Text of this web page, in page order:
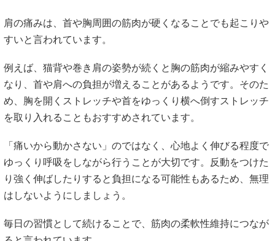
肩の痛みは、首や胸周囲の筋肉が硬くなることでも起こりや
すいと言われています。
例えば、猫背や巻き肩の姿勢が続くと胸の筋肉が縮みやすく
なり、首や肩への負担が増えることがあるようです。そのた
め、胸を開くストレッチや首をゆっくり横へ倒すストレッチ
を取り入れることもおすすめされています。
「痛いから動かさない」のではなく、心地よく伸びる程度で
ゆっくり呼吸をしながら行うことが大切です。反動をつけた
り強く伸ばしたりすると負担になる可能性もあるため、無理
はしないようにしましょう。
毎日の習慣として続けることで、筋肉の柔軟性維持につなが